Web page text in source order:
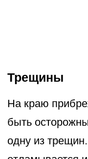
Трещины
На краю
быть
одну из